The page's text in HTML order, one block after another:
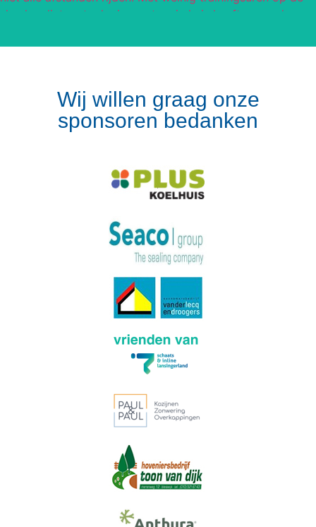
Wij willen graag onze
sponsoren bedanken